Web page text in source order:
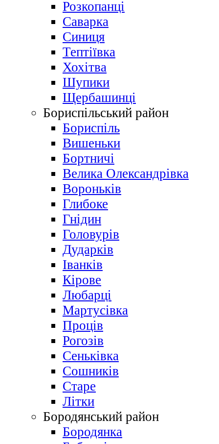
Розкопанці
Саварка
Синиця
Тептіївка
Хохітва
Шупики
Щербашинці
Бориспільський район
Бориспіль
Вишеньки
Бортничі
Велика Олександрівка
Вороньків
Глибоке
Гнідин
Головурів
Дударків
Іванків
Кірове
Любарці
Мартусівка
Проців
Рогозів
Сеньківка
Сошників
Старе
Літки
Бородянський район
Бородянка